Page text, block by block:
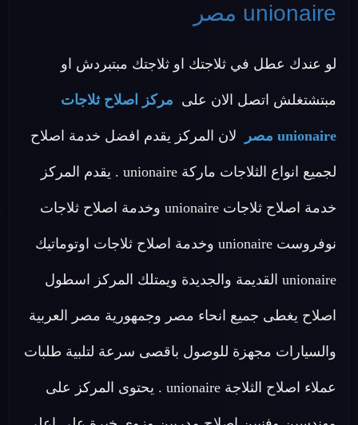
unionaire مصر
لو عندك عطل في ثلاجتك او ثلاجتك مبتبردش او
مبتشتغلش اتصل الان على مركز اصلاح ثلاجات
unionaire مصر لان المركز يقدم افضل خدمة اصلاح
لجميع انواع الثلاجات ماركة unionaire . يقدم المركز
خدمة اصلاح ثلاجات unionaire وخدمة اصلاح ثلاجات
نوفروست unionaire وخدمة اصلاح ثلاجات اوتوماتيك
unionaire القديمة والجديدة ويمتلك المركز اسطول
اصلاح يغطى جميع انحاء مصر وجمهورية مصر العربية
والسيارات مجهزة للوصول باقصى سرعة لتلبية طلبات
عملاء اصلاح الثلاجة unionaire . يحتوى المركز على